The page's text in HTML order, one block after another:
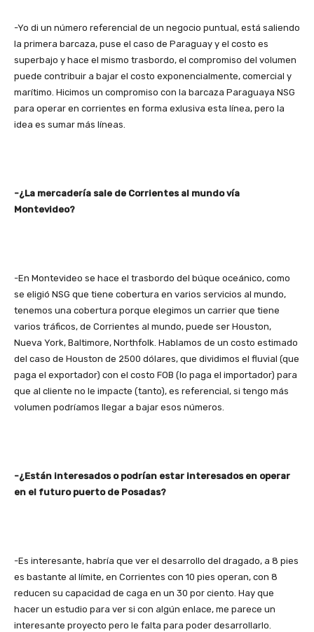
-Yo di un número referencial de un negocio puntual, está saliendo
la primera barcaza, puse el caso de Paraguay y el costo es
superbajo y hace el mismo trasbordo, el compromiso del volumen
puede contribuir a bajar el costo exponencialmente, comercial y
marítimo. Hicimos un compromiso con la barcaza Paraguaya NSG
para operar en corrientes en forma exlusiva esta línea, pero la
idea es sumar más líneas.
-¿La mercadería sale de Corrientes al mundo vía
Montevideo?
-En Montevideo se hace el trasbordo del búque oceánico, como
se eligió NSG que tiene cobertura en varios servicios al mundo,
tenemos una cobertura porque elegimos un carrier que tiene
varios tráficos, de Corrientes al mundo, puede ser Houston,
Nueva York, Baltimore, Northfolk. Hablamos de un costo estimado
del caso de Houston de 2500 dólares, que dividimos el fluvial (que
paga el exportador) con el costo FOB (lo paga el importador) para
que al cliente no le impacte (tanto), es referencial, si tengo más
volumen podríamos llegar a bajar esos números.
-¿Están interesados o podrían estar interesados en operar
en el futuro puerto de Posadas?
-Es interesante, habría que ver el desarrollo del dragado, a 8 pies
es bastante al límite, en Corrientes con 10 pies operan, con 8
reducen su capacidad de caga en un 30 por ciento. Hay que
hacer un estudio para ver si con algún enlace, me parece un
interesante proyecto pero le falta para poder desarrollarlo.